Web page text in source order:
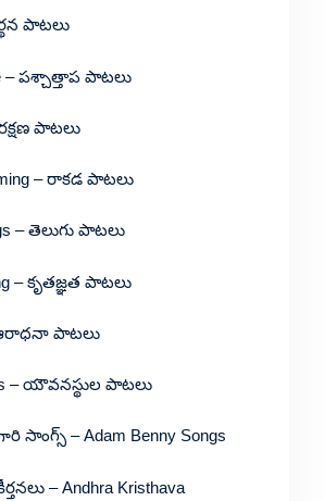
పాటలు
– పశ్చాత్తాప పాటలు
పాటలు
– రాకడ పాటలు
– తెలుగు పాటలు
– కృతజ్ఞత పాటలు
ఆరాధనా పాటలు
– యౌవనస్థుల పాటలు
సాంగ్స్ – Adam Benny Songs
– Andhra Kristhava